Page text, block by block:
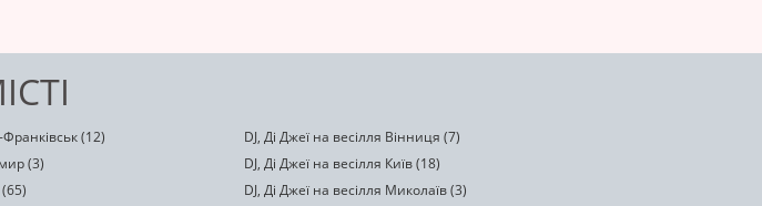
Франківськ (12)
DJ, Ді Джеї на весілля Вінниця (7)
(3)
DJ, Ді Джеї на весілля Київ (18)
DJ, Ді Джеї на весілля Миколаїв (3)